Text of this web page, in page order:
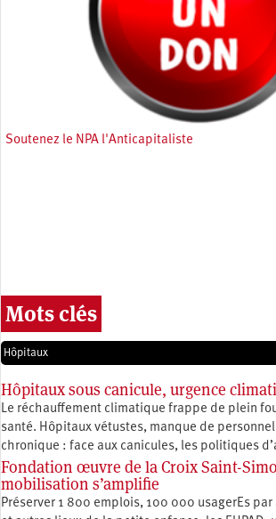
Soutenez le NPA l'Anticapitaliste
Mots clés
Hôpitaux
Hôpitaux sous canicule, urgence
Le réchauffement climatique frappe de plein
santé. Hôpitaux vétustes, manque de
chronique : face aux canicules, les politiques
Fondation œuvre de la Croix Saint-
mobilisation s’amplifie
Préserver 1 800 emplois, 100 000 usagerEs